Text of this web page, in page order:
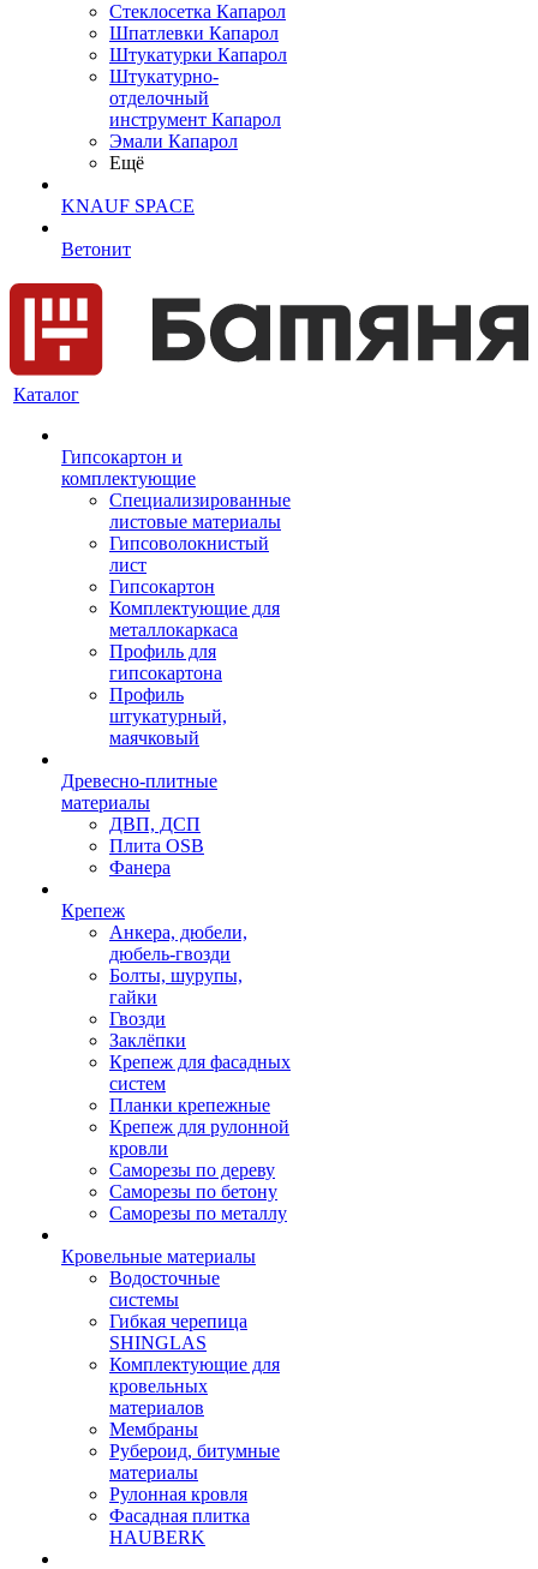
Cтеклосетка Капарол
Шпатлевки Капарол
Штукатурки Капарол
Штукатурно-
отделочный
инструмент Капарол
Эмали Капарол
Ещё
KNAUF SPACE
Ветонит
Каталог
Гипсокартон и
комплектующие
Специализированные
листовые материалы
Гипсоволокнистый
лист
Гипсокартон
Комплектующие для
металлокаркаса
Профиль для
гипсокартона
Профиль
штукатурный,
маячковый
Древесно-плитные
материалы
ДВП, ДСП
Плита OSB
Фанера
Крепеж
Анкера, дюбели,
дюбель-гвозди
Болты, шурупы,
гайки
Гвозди
Заклёпки
Крепеж для фасадных
систем
Планки крепежные
Крепеж для рулонной
кровли
Саморезы по дереву
Саморезы по бетону
Саморезы по металлу
Кровельные материалы
Водосточные
системы
Гибкая черепица
SHINGLAS
Комплектующие для
кровельных
материалов
Мембраны
Рубероид, битумные
материалы
Рулонная кровля
Фасадная плитка
HAUBERK